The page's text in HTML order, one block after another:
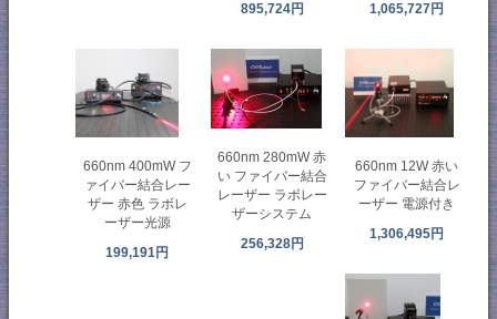
895,724円
1,065,727円
660nm 400mW フ
ァイバー結合レー
ザー 赤色 ラボレ
ーザー光源
199,191円
660nm 280mW 赤
い ファイバー結合
レーザー ラボレー
ザーシステム
256,328円
660nm 12W 赤い
ファイバー結合レ
ーザー 電源付き
1,306,495円